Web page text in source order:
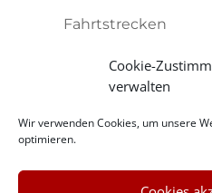
Cookie-
verwalten
Wir verwenden Cookies, um unsere
optimieren.
Fahrtstrecken
Tickets
Impressionen